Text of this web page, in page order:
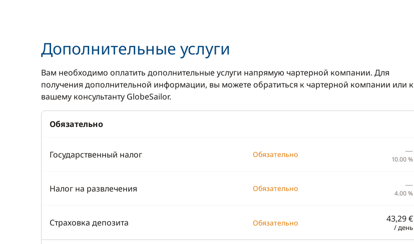
Дополнительные услуги
Вам необходимо оплатить дополнительные услуги напрямую чартерной компании. Для
получения дополнительной информации, вы можете обратиться к чартерной компании или к
вашему консультанту GlobeSailor.
Обязательно
Государственный налог Обязательно —
10.00 %
Налог на развлечения Обязательно —
4.00 %
Страховка депозита Обязательно 43,29 €
/ день